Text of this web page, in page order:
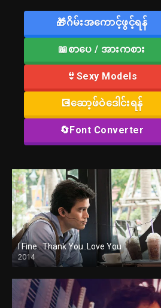
🎁ဂိမ်းအကောင့်ဖွင့်ရန်
📖စာပေ / အားကစား
👙Sexy Models
💽ဆော့ဖ်ဝဲဒေါင်းရန်
🔄Font Converter
I Fine.. Thank You..Love You
2014